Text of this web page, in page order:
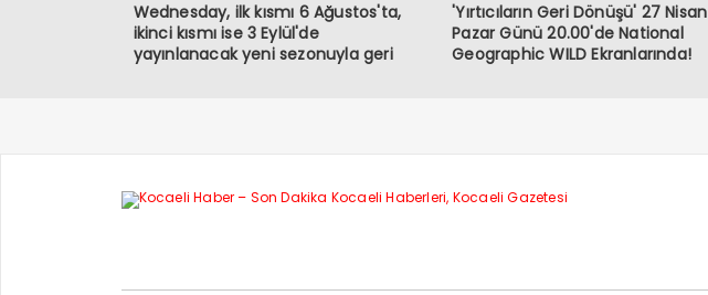
Wednesday, ilk kısmı 6 Ağustos'ta,
ikinci kısmı ise 3 Eylül'de
yayınlanacak yeni sezonuyla geri
'Yırtıcıların Geri Dönüşü' 27 Nisan
Pazar Günü 20.00'de National
Geographic WILD Ekranlarında!